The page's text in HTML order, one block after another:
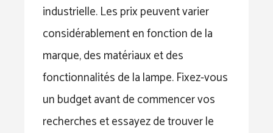
industrielle. Les prix peuvent varier
considérablement en fonction de la
marque, des matériaux et des
fonctionnalités de la lampe. Fixez-vous
un budget avant de commencer vos
recherches et essayez de trouver le